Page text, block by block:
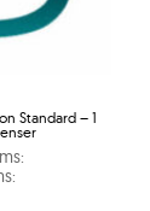
Standard – 1